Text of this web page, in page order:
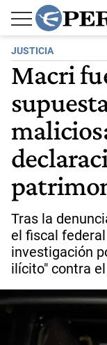
JUSTICIA
Macri
Tras la
el fiscal
investigación
ilícito" contra